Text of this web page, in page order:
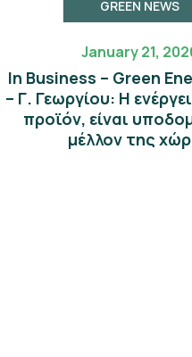
GREEN NEWS
January 21,
In Business – Green
– Γ. Γεωργίου: Η
προϊόν, είναι
μέλλον της